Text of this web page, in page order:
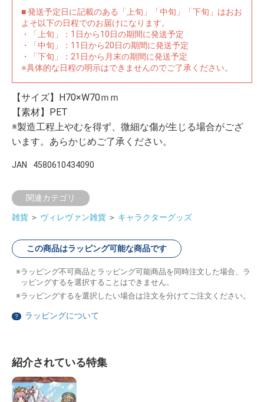
■ 発送予定日に記載のある「上旬」「中旬」「下旬」はおお
よそ以下の日程でのお届けになります。
・「上旬」：1日から10日の期間に発送予定
・「中旬」：11日から20日の期間に発送予定
・「下旬」：21日から月末の期間に発送予定
※具体的な日程の明示はできませんのでご了承ください。
【サイズ】H70×W70ｍｍ
【素材】PET
※製造工程上やむを得ず、微細な傷が生じる場合がござ
います。あらかじめご了承ください。
JAN 4580610434090
関連カテゴリ
雑貨 ＞ ヴィレヴァン雑貨 ＞ キャラクターグッズ
この商品はラッピング可能な商品です
ラッピング不可商品とラッピング可能商品を同時注文した場合、ラ
ッピングするを選択することはできません。
ラッピングするを選択したい場合は注文を分けてご注文ください。
？ ラッピングについて
紹介されている特集
イラストレ
ーター
アダルトグ
ッズ